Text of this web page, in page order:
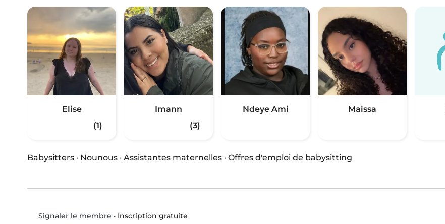
Elise
(1)
Imann
(3)
Ndeye Ami Maissa
Babysitters · Nounous · Assistantes maternelles · Offres d'emploi de babysitting
Signaler le membre • Inscription gratuite